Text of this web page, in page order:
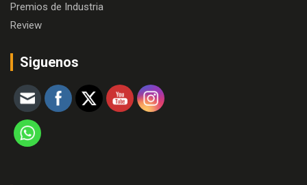
Premios de Industria
Review
Siguenos